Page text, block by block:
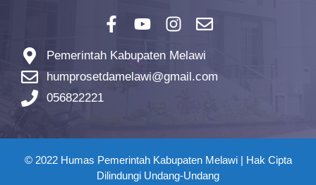
Pemerintah Kabupaten Melawi
humprosetdamelawi@gmail.com
056822221
© 2022 Humas Pemerintah Kabupaten Melawi | Hak Cipta
Dilindungi Undang-Undang